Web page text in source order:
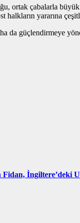
ortak çabalarla
halkların yararına
güçlendirmeye
Fidan, İngiltere’deki